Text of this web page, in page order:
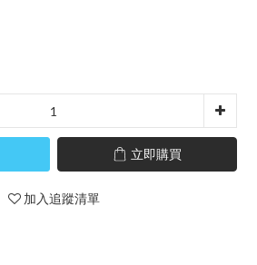
立即購買
加入追蹤清單